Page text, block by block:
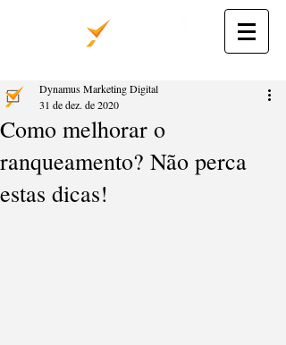
Como melhorar o
ranqueamento? Não perca
estas dicas!
Dynamus Marketing Digital
31 de dez. de 2020